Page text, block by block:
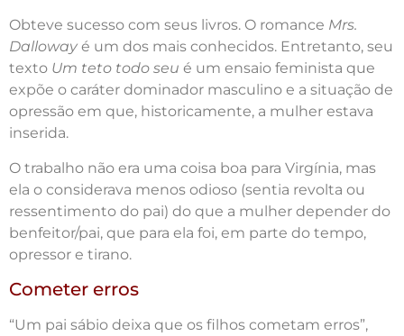
Obteve sucesso com seus livros. O romance Mrs.
Dalloway é um dos mais conhecidos. Entretanto, seu
texto Um teto todo seu é um ensaio feminista que
expõe o caráter dominador masculino e a situação de
opressão em que, historicamente, a mulher estava
inserida.
O trabalho não era uma coisa boa para Virgínia, mas
ela o considerava menos odioso (sentia revolta ou
ressentimento do pai) do que a mulher depender do
benfeitor/pai, que para ela foi, em parte do tempo,
opressor e tirano.
Cometer erros
“Um pai sábio deixa que os filhos cometam erros”,